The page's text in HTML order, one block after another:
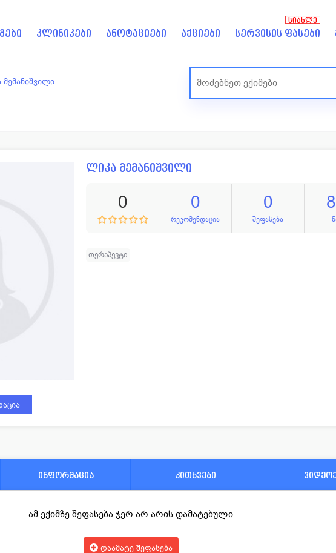
კლინიკები ანოტაციები აქციები სერვისის ფასები
ᲡᲘᲐᲮᲚᲔ
ლიკა მემანიშვილი
0 0
რეკომენდაცია
0
შეფასება
თერაპევტი
ინფორმაცია კითხვები
ამ ექიმზე შეფასება ჯერ არ არის დამატებული
დაამატე შეფასება